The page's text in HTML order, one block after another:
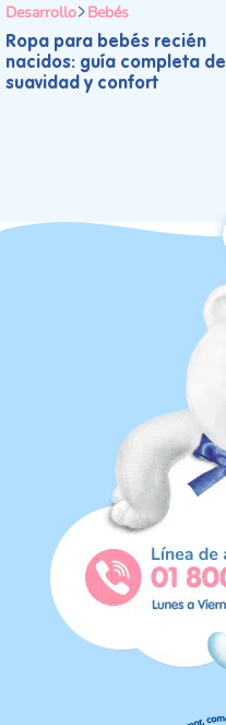
Desarrollo Bebés
Ropa para bebés recién
nacidos: guía completa de
suavidad y confort